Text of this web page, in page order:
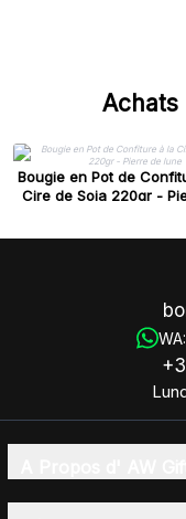
Achats
Bougie en Pot de
Cire de Soja 220gr -
WA: